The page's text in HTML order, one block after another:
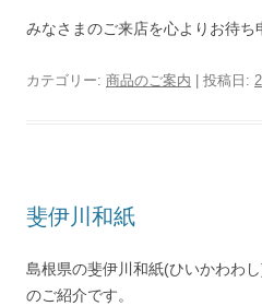
みなさまのご来店を心よりお待ち
カテゴリー: 商品のご案内 | 投稿日:
斐伊川和紙
島根県の斐伊川和紙(ひいかわわ
のご紹介です。